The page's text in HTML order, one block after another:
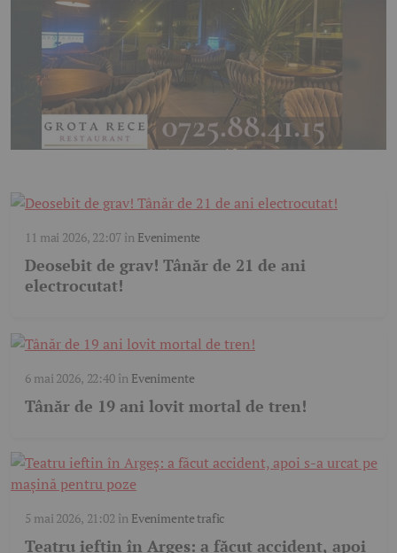
11 mai 2026, 22:07în Evenimente
Deosebit de grav! Tânăr de 21 de ani
electrocutat!
6 mai 2026, 22:40în Evenimente
Tânăr de 19 ani lovit mortal de tren!
5 mai 2026, 21:02 în Evenimente trafic
Teatru ieftin în Argeș: a făcut accident, apoi